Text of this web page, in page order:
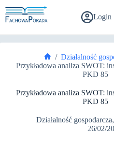
do
treści
Login
Strona
/ Działalność
Przykładowa analiza SWOT:
PKD 85
Przykładowa analiza SWOT:
PKD 85
Działalność gospodarcza,
26/02/